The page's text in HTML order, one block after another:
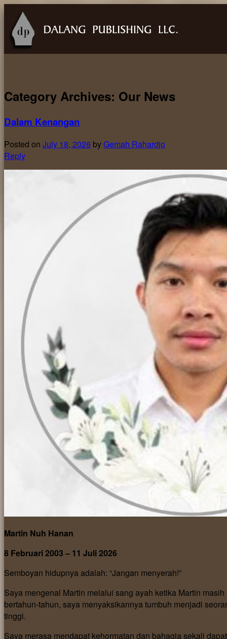
Category Archives: Our News
Dalam Kenangan
Posted on July 18, 2026 byGemah Rahardjo
Reply
Martin Nuh Hanan
8 Februari 2003 – 11 Juli 2026
Semboyan hidupnya adalah: “Jangan menyerah!”
Saya mengenal Martin melalui sang ayah ketika Martin
bertahun-tahun, saya menyaksikannya tumbuh menjadi
tinggi.
Saya merasa mendapat kehormatan dan bahagia sekali